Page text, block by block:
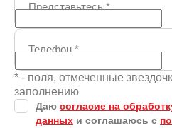
Представьтесь*
Телефон*
* - поля, отмеченные
заполнению
Даю согласие на
данных и соглашаюсь с